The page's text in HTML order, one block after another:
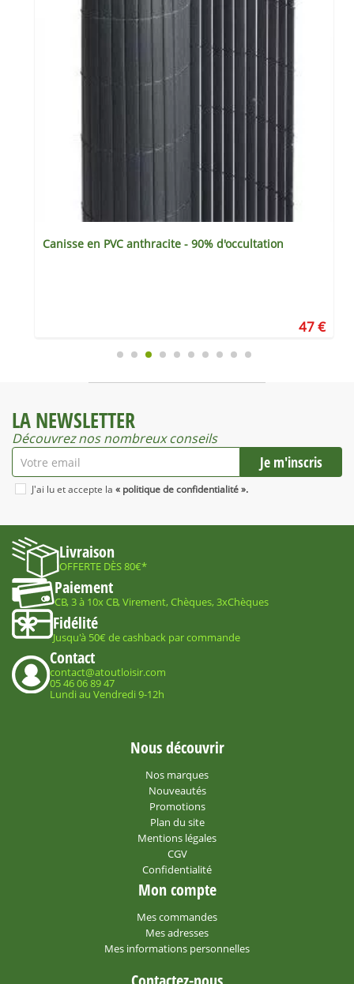
Canisse en PVC anthracite - 90% d'occultation
47 €
LA NEWSLETTER
Découvrez nos nombreux conseils
J'ai lu et accepte la « politique de confidentialité ».
Livraison
OFFERTE DÈS 80€*
Paiement
CB, 3 à 10x CB, Virement, Chèques, 3xChèques
Fidélité
Jusqu'à 50€ de cashback par commande
Contact
contact@atoutloisir.com
05 46 06 89 47
Lundi au Vendredi 9-12h
Nous découvrir
Nos marques
Nouveautés
Promotions
Plan du site
Mentions légales
CGV
Confidentialité
Mon compte
Mes commandes
Mes adresses
Mes informations personnelles